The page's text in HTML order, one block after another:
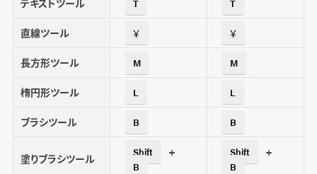
T T
直線ツール ￥ ￥
長方形ツール M M
楕円形ツール L L
ブラシツール B B
塗りブラシツール Shift +
B
Shift +
B